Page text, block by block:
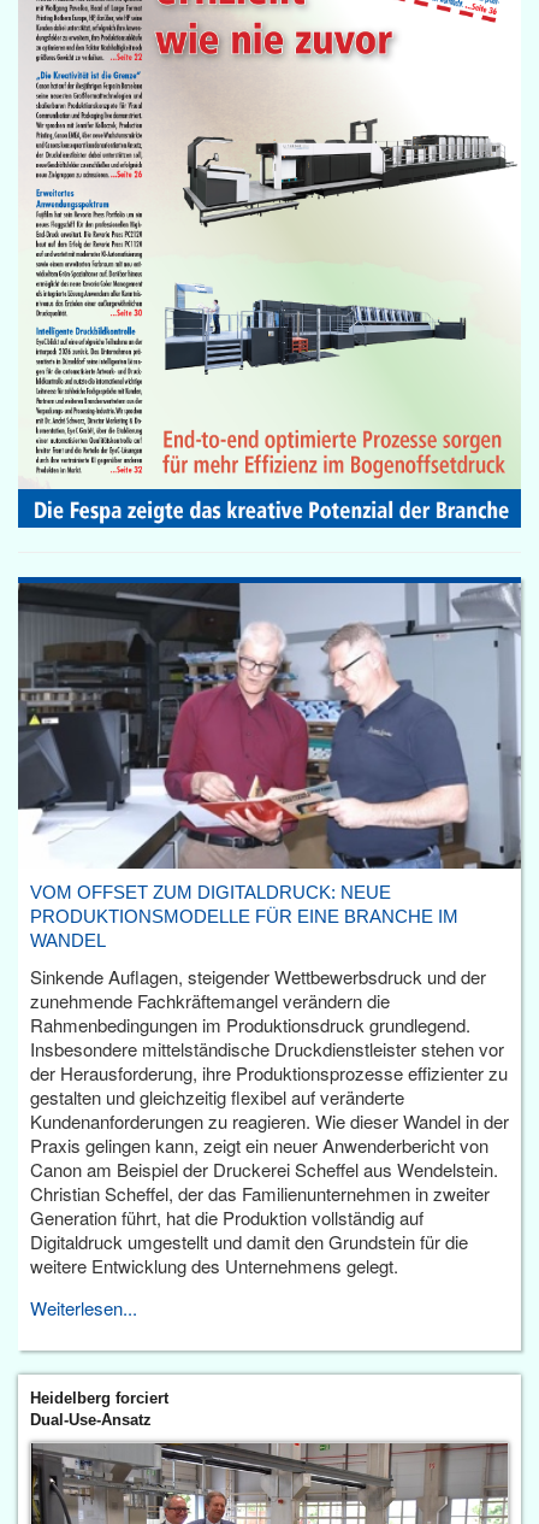
VOM OFFSET ZUM DIGITALDRUCK: NEUE
PRODUKTIONSMODELLE FÜR EINE BRANCHE IM
WANDEL
Sinkende Auflagen, steigender Wettbewerbsdruck und der
zunehmende Fachkräftemangel verändern die
Rahmenbedingungen im Produktionsdruck grundlegend.
Insbesondere mittelständische Druckdienstleister stehen vor
der Herausforderung, ihre Produktionsprozesse effizienter zu
gestalten und gleichzeitig flexibel auf veränderte
Kundenanforderungen zu reagieren. Wie dieser Wandel in der
Praxis gelingen kann, zeigt ein neuer Anwenderbericht von
Canon am Beispiel der Druckerei Scheffel aus Wendelstein.
Christian Scheffel, der das Familienunternehmen in zweiter
Generation führt, hat die Produktion vollständig auf
Digitaldruck umgestellt und damit den Grundstein für die
weitere Entwicklung des Unternehmens gelegt.
Weiterlesen...
Heidelberg forciert
Dual-Use-Ansatz